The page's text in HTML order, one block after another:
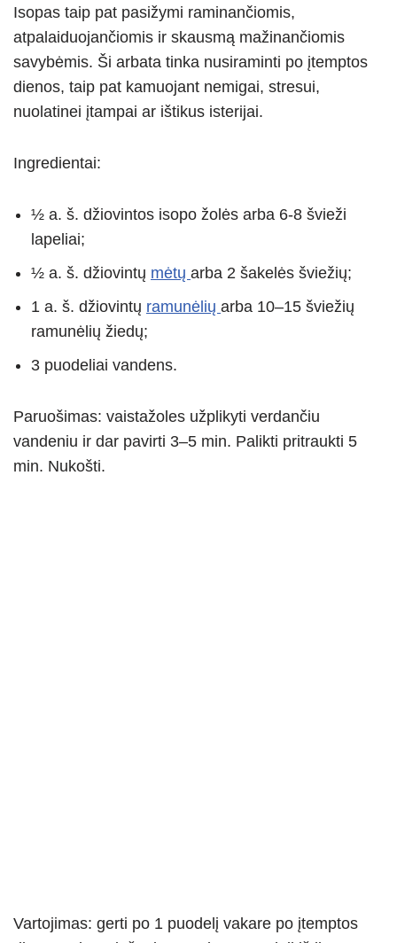
Isopas taip pat pasižymi raminančiomis,
atpalaiduojančiomis ir skausmą mažinančiomis
savybėmis. Ši arbata tinka nusiraminti po įtemptos
dienos, taip pat kamuojant nemigai, stresui,
nuolatinei įtampai ar ištikus isterijai.
Ingredientai:
½ a. š. džiovintos isopo žolės arba 6-8 švieži
lapeliai;
½ a. š. džiovintų mėtų arba 2 šakelės šviežių;
1 a. š. džiovintų ramunėlių arba 10–15 šviežių
ramunėlių žiedų;
3 puodeliai vandens.
Paruošimas: vaistažoles užplikyti verdančiu
vandeniu ir dar pavirti 3–5 min. Palikti pritraukti 5
min. Nukošti.
Vartojimas: gerti po 1 puodelį vakare po įtemptos